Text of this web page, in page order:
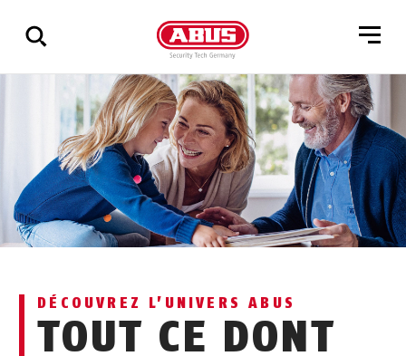
Affichage
tous
les
résultats
DÉCOUVREZ L’UNIVERS ABUS
TOUT CE DONT